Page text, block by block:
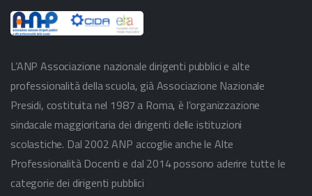
L’ANP Associazione nazionale dirigenti pubblici e alte
professionalità della scuola, già Associazione Nazionale
Presidi, costituita nel 1987 a Roma, è l’organizzazione
sindacale maggioritaria dei dirigenti delle istituzioni
scolastiche. Dal 2002 ANP accoglie anche le Alte
Professionalità Docenti e dal 2014 possono aderire tutte le
categorie dei dirigenti pubblici